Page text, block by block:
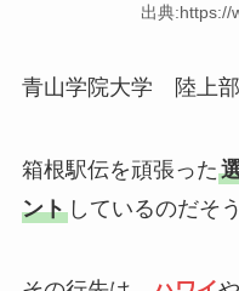
出典:https://
青山学院大学 陸上部
箱根駅伝を頑張った
ントしているのだそ